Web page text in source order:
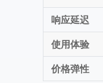
响应延迟
使用体验
价格弹性